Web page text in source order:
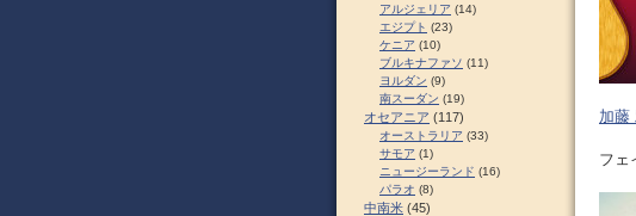
加藤
フェ
アルジェリア (14)
エジプト (23)
ケニア (10)
ブルキナファソ (11)
ヨルダン (9)
南スーダン (19)
オセアニア (117)
オーストラリア (33)
サモア (1)
ニュージーランド (16)
パラオ (8)
中南米 (45)